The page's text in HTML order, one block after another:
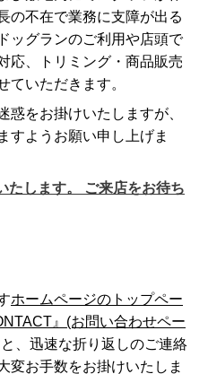
の不在で業務に支障が出る
ッグランのご利用や店頭で
応、トリミング・商品販売
ていただきます。
惑をお掛けいたしますが、
すようお願い申し上げま
たします。 ご来店をお待ち
ホームページのトップペー
』(お問い合わせペー
、迅速な折り返しのご連絡
変お手数をお掛けいたしま